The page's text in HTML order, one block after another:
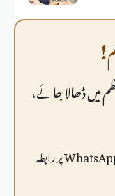
میں ڈھالا جائے،
💌 فرمايشی کلام لکھوانے کے لیے ہم سے WhatsApp پر رابطہ